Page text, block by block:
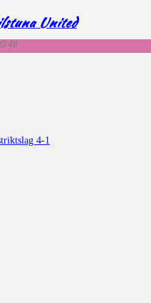
United
4-1